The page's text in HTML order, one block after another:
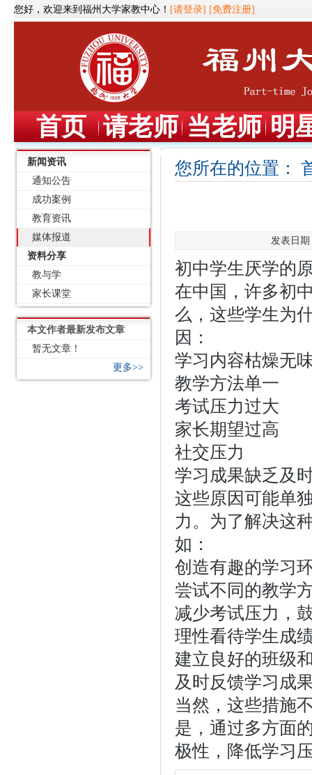
您好，欢迎来到福州大学家教中心！ [请登录] [免费注册]
首页 请老师 当老师 明
新闻资讯
通知公告
成功案例
教育资讯
媒体报道
资料分享
教与学
家长课堂
本文作者最新发布文章
暂无文章！
更多>>
您所在的位置：
发表日期
初中学生厌学的
在中国，许多初
么，这些学生为
因：
学习内容枯燥无
教学方法单一
考试压力过大
家长期望过高
社交压力
学习成果缺乏及
这些原因可能单
力。为了解决这
如：
创造有趣的学习
尝试不同的教学
减少考试压力，
理性看待学生成
建立良好的班级
及时反馈学习成
当然，这些措施
是，通过多方面
极性，降低学习